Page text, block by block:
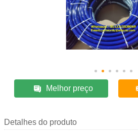
Melhor preço
Detalhes do produto